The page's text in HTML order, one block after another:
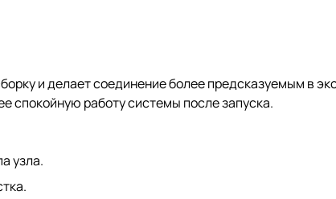
и делает соединение более предсказуемым в
спокойную работу системы после запуска.
узла.